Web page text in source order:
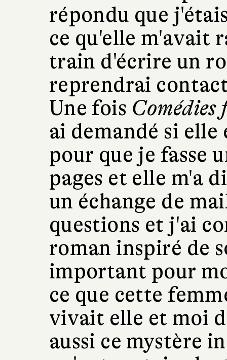
répondu que
ce qu'elle m'avait
train d'écrire un
reprendrai
Une fois Comédies
ai demandé si
pour que je fasse
pages et elle m'a
un échange de
questions et j'ai
roman inspiré de
important pour
ce que cette
vivait elle et moi
aussi ce mystère